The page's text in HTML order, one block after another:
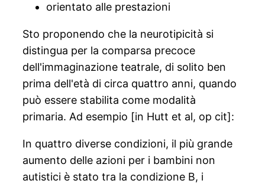
orientato alle prestazioni
Sto proponendo che la neurotipicità si
distingua per la comparsa precoce
dell'immaginazione teatrale, di solito ben
prima dell'età di circa quattro anni, quando
può essere stabilita come modalità
primaria. Ad esempio [in Hutt et al, op cit]:
In quattro diverse condizioni, il più grande
aumento delle azioni per i bambini non
autistici è stato tra la condizione B, i